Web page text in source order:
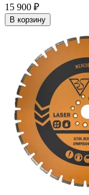
15 900 ₽
В корзину